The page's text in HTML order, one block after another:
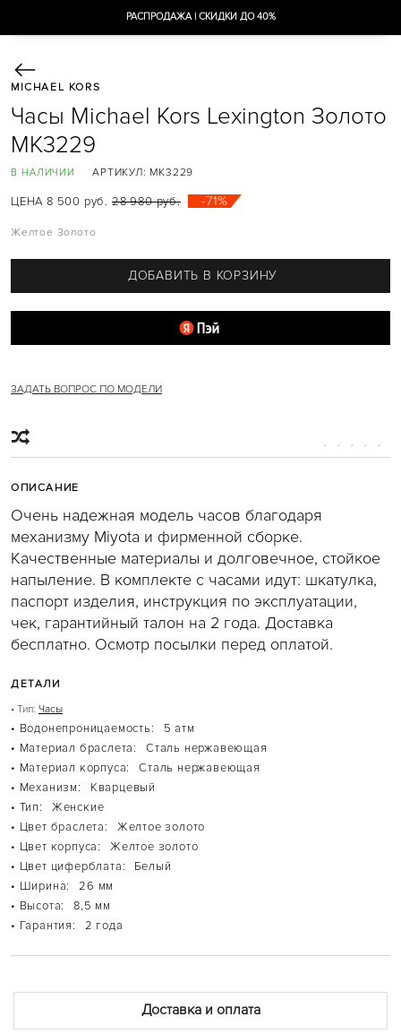
РАСПРОДАЖА | СКИДКИ ДО 40%
MICHAEL KORS
Часы Michael Kors Lexington Золото
MK3229
В НАЛИЧИИ АРТИКУЛ: MK3229
ЦЕНА 8 500 руб. 28 980 руб. -71%
Желтое Золото
ДОБАВИТЬ В КОРЗИНУ
ЗАДАТЬ ВОПРОС ПО МОДЕЛИ
ОПИСАНИЕ
Очень надежная модель часов благодаря
механизму Miyota и фирменной сборке.
Качественные материалы и долговечное, стойкое
напыление. В комплекте с часами идут: шкатулка,
паспорт изделия, инструкция по эксплуатации,
чек, гарантийный талон на 2 года. Доставка
бесплатно. Осмотр посылки перед оплатой.
ДЕТАЛИ
• Тип: Часы
• Водонепроницаемость:
5 атм
• Материал браслета:
Сталь нержавеющая
• Материал корпуса:
Сталь нержавеющая
• Механизм:
Кварцевый
• Тип:
Женские
• Цвет браслета:
Желтое золото
• Цвет корпуса:
Желтое золото
• Цвет циферблата:
Белый
• Ширина:
26 мм
• Высота:
8,5 мм
• Гарантия:
2 года
Доставка и оплата
AVA
AVRIL
BEDFORD
CAMILLE
CECE
CУМКИ-ШОППЕРЫ
GREENWICH
HALLY
JESSIE
PARKER
SLOAN
SOHO
WHITNEY
БЕЖЕВЫЕ СУМКИ
БЕЛЫЕ СУМКИ
ГОЛУБЫЕ СУМКИ
КОРИЧНЕВЫЕ СУМКИ
КРАСНЫЕ СУМКИ
КРОСС-БОДИ
РЮКЗАКИ
BROOKLIN
RHEA
КОРИЧНЕВЫЕ РЮКЗАКИ
ЧАСЫ
ACCELERATOR
BERKLEY
BLAIR
BRADSHAW
BRECKEN
BRYN
CHAIN LOCK
CHANNING
DARCI
HARTMAN
JANELLE